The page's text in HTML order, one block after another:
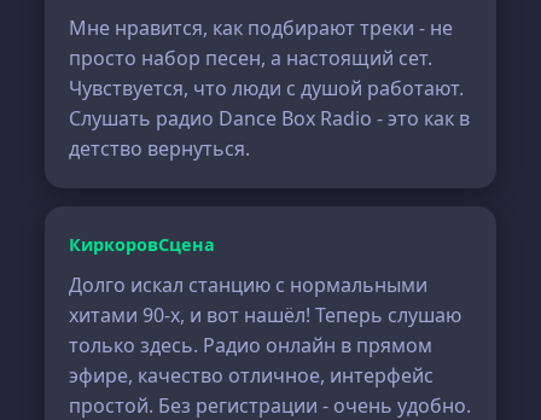
Мне нравится, как подбирают треки - не
просто набор песен, а настоящий сет.
Чувствуется, что люди с душой работают.
Слушать радио Dance Box Radio - это как в
детство вернуться.
КиркоровСцена
Долго искал станцию с нормальными
хитами 90-х, и вот нашёл! Теперь слушаю
только здесь. Радио онлайн в прямом
эфире, качество отличное, интерфейс
простой. Без регистрации - очень удобно.